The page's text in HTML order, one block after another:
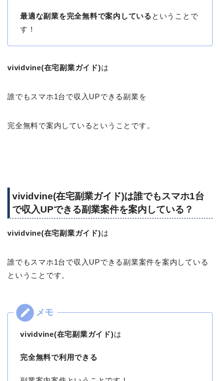
最適な副業を完全無料で案内している ということで
す！
vividvine(在宅副業ガイド)は
誰でもスマホ1台で収入UPできる副業を
完全無料で案内しているということです。
vividvine(在宅副業ガイド)は誰でもスマホ1台
で収入UPできる副業案件を案内している？
vividvine(在宅副業ガイド)は
誰でもスマホ1台で収入UPできる副業案件を案内している
ということです。
vividvine(在宅副業ガイド)は
完全無料で利用できる